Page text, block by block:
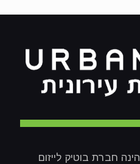
חברת URBANLAND הינה חברת בוטיק לייזום